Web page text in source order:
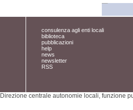
consulenza agli enti locali
biblioteca
pubblicazioni
help
news
newsletter
RSS
Direzione centrale autonomie locali, funzione